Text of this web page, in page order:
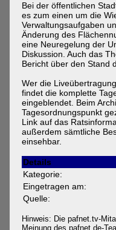
Bei der öffentlichen
es zum einen um die
Verwaltungsaufgaben
Änderung des
eine Neuregelung der
Diskussion. Auch das
Bericht über den Stand
Wer die
findet die komplette
eingeblendet. Beim
Tagesordnungspunkt
Link auf das
außerdem sämtliche
einsehbar.
Details
Kategorie:
Eingetragen am:
Quelle:
Hinweis: Die pafnet.tv-
Meinung des pafnet.de-